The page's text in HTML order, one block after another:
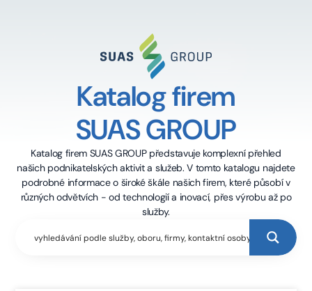
Katalog firem
SUAS GROUP
Katalog firem SUAS GROUP představuje komplexní přehled
našich podnikatelských aktivit a služeb. V tomto katalogu najdete
podrobné informace o široké škále našich firem, které působí v
různých odvětvích - od technologií a inovací, přes výrobu až po
služby.